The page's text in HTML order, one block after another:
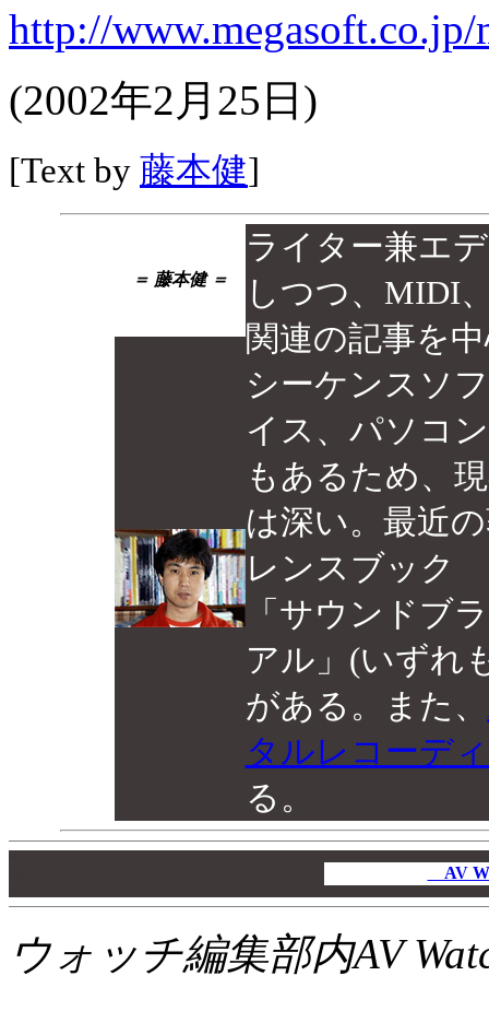
http://www.megasoft.co.jp/
(2002年2月25日)
[Text by 藤本健]
＝ 藤本健 ＝
ライター兼エ
しつつ、MIDI
関連の記事を
シーケンスソ
イス、パソコ
もあるため、
は深い。最近
レンスブック
「サウンドブ
アル」(いずれ
がある。また、
タルレコーデ
る。
AV
ウォッチ編集部内AV